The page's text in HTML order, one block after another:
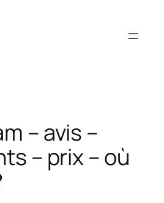
– avis –
– prix – où